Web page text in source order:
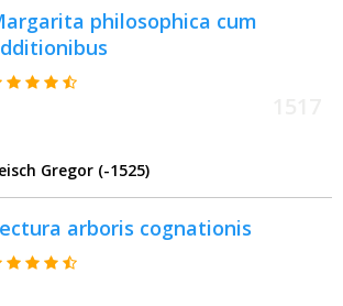
philosophica cum
Gregor (-1525)
arboris cognationis